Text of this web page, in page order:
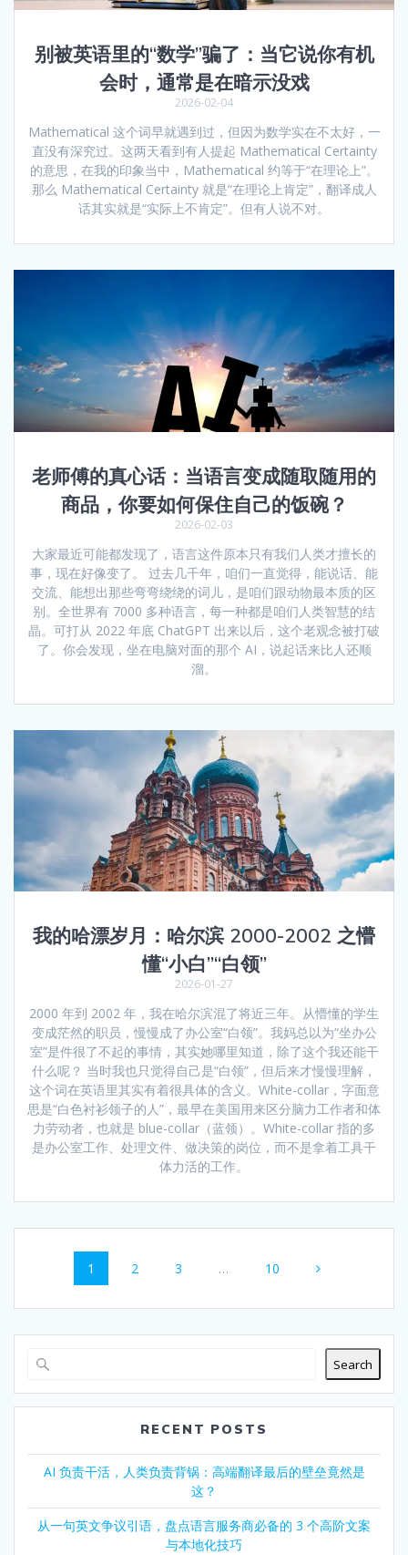
别被英语里的“数学”骗了：当它说你有机
会时，通常是在暗示没戏
2026-02-04
Mathematical 这个词早就遇到过，但因为数学实在不太好，一
直没有深究过。这两天看到有人提起 Mathematical Certainty
的意思，在我的印象当中，Mathematical 约等于“在理论上”。
那么 Mathematical Certainty 就是“在理论上肯定”，翻译成人
话其实就是“实际上不肯定”。但有人说不对。
老师傅的真心话：当语言变成随取随用的
商品，你要如何保住自己的饭碗？
2026-02-03
大家最近可能都发现了，语言这件原本只有我们人类才擅长的
事，现在好像变了。 过去几千年，咱们一直觉得，能说话、能
交流、能想出那些弯弯绕绕的词儿，是咱们跟动物最本质的区
别。全世界有 7000 多种语言，每一种都是咱们人类智慧的结
晶。可打从 2022 年底 ChatGPT 出来以后，这个老观念被打破
了。你会发现，坐在电脑对面的那个 AI，说起话来比人还顺
溜。
我的哈漂岁月：哈尔滨 2000-2002 之懵
懂“小白”“白领”
2026-01-27
2000 年到 2002 年，我在哈尔滨混了将近三年。从懵懂的学生
变成茫然的职员，慢慢成了办公室“白领”。我妈总以为“坐办公
室”是件很了不起的事情，其实她哪里知道，除了这个我还能干
什么呢？ 当时我也只觉得自己是“白领”，但后来才慢慢理解，
这个词在英语里其实有着很具体的含义。White-collar，字面意
思是“白色衬衫领子的人”，最早在美国用来区分脑力工作者和体
力劳动者，也就是 blue-collar（蓝领）。White-collar 指的多
是办公室工作、处理文件、做决策的岗位，而不是拿着工具干
体力活的工作。
Posts
navigation
Page
1 Page
2 Page
3 … Page
10
Search
RECENT POSTS
AI 负责干活，人类负责背锅：高端翻译最后的壁垒竟然是
这？
从一句英文争议引语，盘点语言服务商必备的 3 个高阶文案
与本地化技巧